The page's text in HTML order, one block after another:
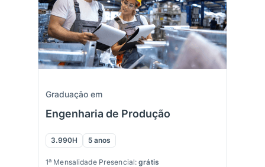
Graduação em
Engenharia de Produção
3.990H 5 anos
1ª Mensalidade Presencial:grátis